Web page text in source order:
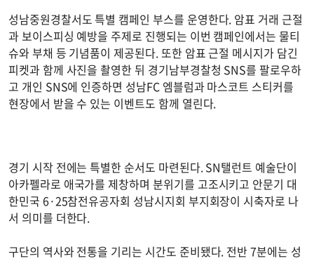
성남중원경찰서도 특별 캠페인 부스를 운영한다. 암표 거래 근절
과 보이스피싱 예방을 주제로 진행되는 이번 캠페인에서는 물티
슈와 부채 등 기념품이 제공된다. 또한 암표 근절 메시지가 담긴
피켓과 함께 사진을 촬영한 뒤 경기남부경찰청 SNS를 팔로우하
고 개인 SNS에 인증하면 성남FC 엠블럼과 마스코트 스티커를
현장에서 받을 수 있는 이벤트도 함께 열린다.
경기 시작 전에는 특별한 순서도 마련된다. SN탤런트 예술단이
아카펠라로 애국가를 제창하며 분위기를 고조시키고 안문기 대
한민국 6·25참전유공자회 성남시지회 부지회장이 시축자로 나
서 의미를 더한다.
구단의 역사와 전통을 기리는 시간도 준비됐다. 전반 7분에는 성